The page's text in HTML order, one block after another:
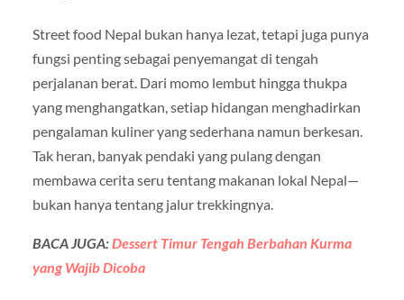
Street food Nepal bukan hanya lezat, tetapi juga punya
fungsi penting sebagai penyemangat di tengah
perjalanan berat. Dari momo lembut hingga thukpa
yang menghangatkan, setiap hidangan menghadirkan
pengalaman kuliner yang sederhana namun berkesan.
Tak heran, banyak pendaki yang pulang dengan
membawa cerita seru tentang makanan lokal Nepal—
bukan hanya tentang jalur trekkingnya.
BACA JUGA: Dessert Timur Tengah Berbahan Kurma
yang Wajib Dicoba